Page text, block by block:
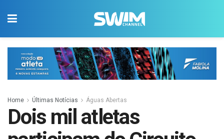
Home Últimas Notícias Águas Abertas
Dois mil atletas